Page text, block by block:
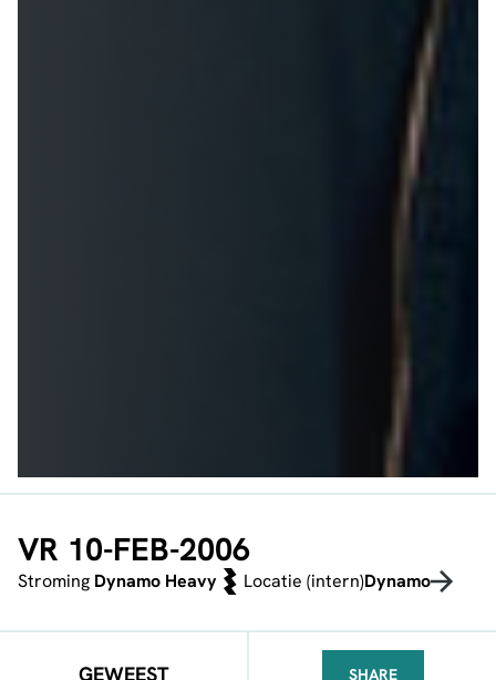
VR 10-FEB-2006
Stroming Dynamo Heavy Locatie (intern)Dynamo
GEWEEST SHARE